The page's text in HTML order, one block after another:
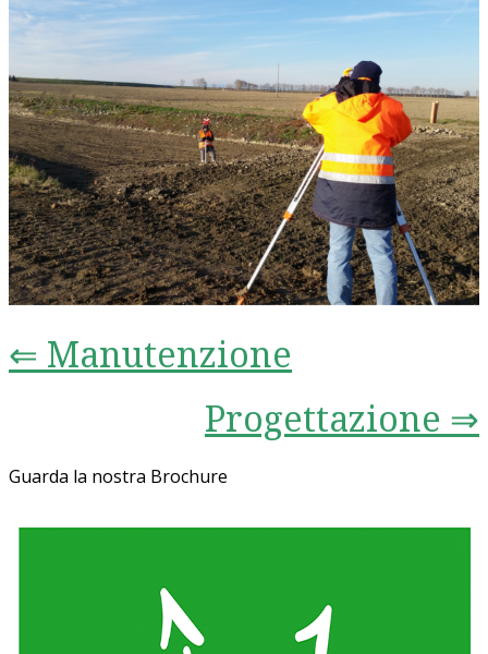
⇐ Manutenzione
Progettazione ⇒
Guarda la nostra Brochure